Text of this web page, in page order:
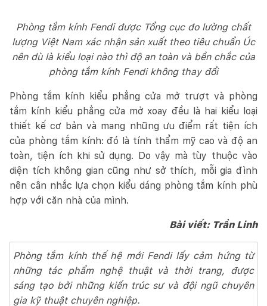
Phòng tắm kính Fendi được Tổng cục đo lường chất
lượng Việt Nam xác nhận sản xuất theo tiêu chuẩn Úc
nên dù là kiểu loại nào thì độ an toàn và bền chắc của
phòng tắm kính Fendi không thay đổi
Phòng tắm kính kiểu phẳng cửa mở trượt và phòng
tắm kính kiểu phẳng cửa mở xoay đều là hai kiểu loại
thiết kế cơ bản và mang những ưu điểm rất tiện ích
của phòng tắm kính: đó là tính thẩm mỹ cao và độ an
toàn, tiện ích khi sử dụng. Do vậy mà tùy thuộc vào
diện tích không gian cũng như sở thích, mỗi gia đình
nên cân nhắc lựa chọn kiểu dáng phòng tắm kính phù
hợp với căn nhà của mình.
Bài viết: Trần Linh
Phòng tắm kính thế hệ mới Fendi lấy cảm hứng từ
những tác phẩm nghệ thuật và thời trang, được
sáng tạo bởi những kiến trúc sư và đội ngũ chuyên
gia kỹ thuật chuyên nghiệp.